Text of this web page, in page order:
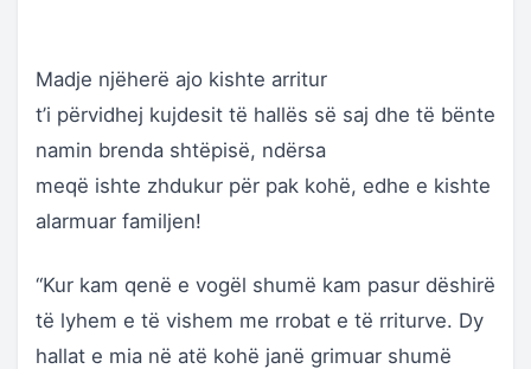
Madje njëherë ajo kishte arritur
t’i përvidhej kujdesit të hallës së saj dhe të bënte
namin brenda shtëpisë, ndërsa
meqë ishte zhdukur për pak kohë, edhe e kishte
alarmuar familjen!
“Kur kam qenë e vogël shumë kam pasur dëshirë
të lyhem e të vishem me rrobat e të rriturve. Dy
hallat e mia në atë kohë janë grimuar shumë